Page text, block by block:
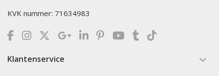
KVK nummer: 71634983
Klantenservice